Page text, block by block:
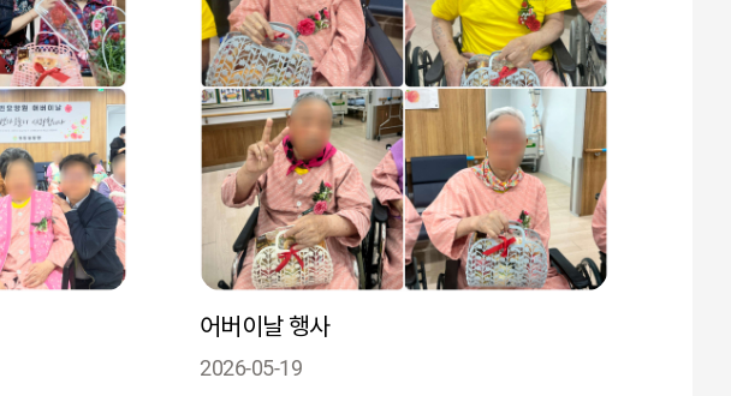
어버이날 행사
2026-05-19